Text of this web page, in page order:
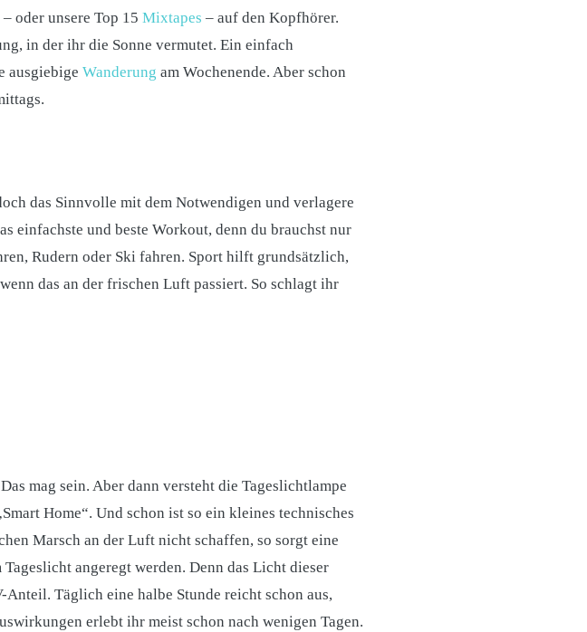
oder unsere Top 15 Mixtapes – auf den Kopfhörer.
in der ihr die Sonne vermutet. Ein einfach
ausgiebige Wanderung am Wochenende. Aber schon
das Sinnvolle mit dem Notwendigen und verlagere
einfachste und beste Workout, denn du brauchst nur
Rudern oder Ski fahren. Sport hilft grundsätzlich,
das an der frischen Luft passiert. So schlagt ihr
mag sein. Aber dann versteht die Tageslichtlampe
Home“. Und schon ist so ein kleines technisches
Marsch an der Luft nicht schaffen, so sorgt eine
angeregt werden. Denn das Licht dieser
Täglich eine halbe Stunde reicht schon aus,
erlebt ihr meist schon nach wenigen Tagen.